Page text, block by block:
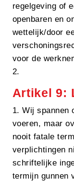
regelgeving of
openbaren en
wettelijk/door
voor de
2.
Artikel 9:
1. Wij spannen
voeren, maar
nooit fatale
verplichtingen
schriftelijke
termijn gunnen